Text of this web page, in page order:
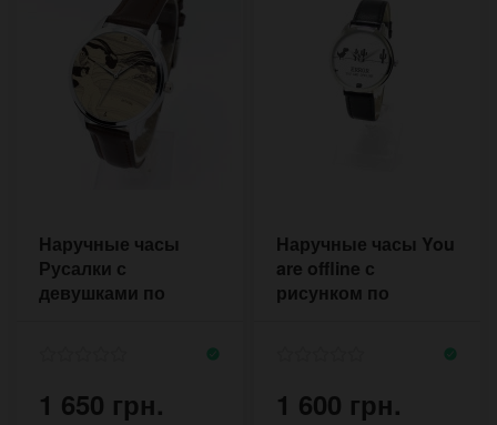
Наручные часы
Русалки с
девушками по
1 650 грн.
Наручные часы You
are offline с
рисунком по
1 600 грн.